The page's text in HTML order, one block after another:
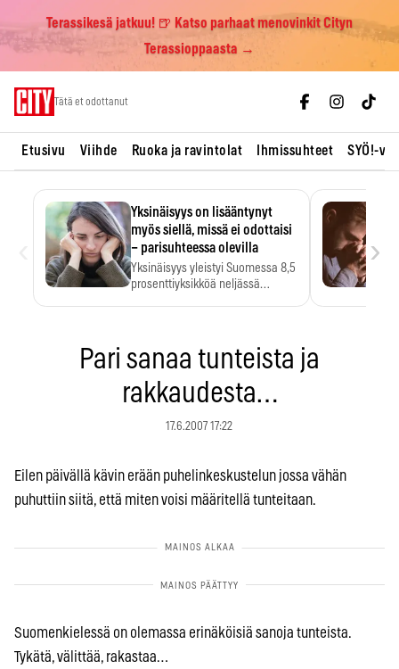
Terassikesä jatkuu! 🍺 Katso parhaat menovinkit Cityn
Terassioppaasta →
Tätä et odottanut
Etusivu Viihde Ruoka ja ravintolat Ihmissuhteet SYÖ!-
Yksinäisyys on lisääntynyt
myös siellä, missä ei odottaisi
– parisuhteessa olevilla
Yksinäisyys yleistyi Suomessa 8,5
prosenttiyksikköä neljässä
›
Pari sanaa tunteista ja
rakkaudesta…
17.6.2007 17:22
Eilen päivällä kävin erään puhelinkeskustelun jossa vähän
puhuttiin siitä, että miten voisi määritellä tunteitaan.
Suomenkielessä on olemassa erinäköisiä sanoja tunteista.
Tykätä, välittää, rakastaa…